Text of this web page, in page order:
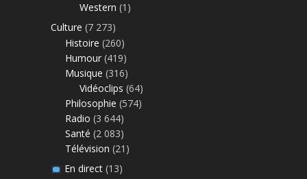
Western (1)
Culture (7 273)
Histoire (260)
Humour (419)
Musique (316)
Vidéoclips (64)
Philosophie (574)
Radio (3 644)
Santé (2 083)
Télévision (21)
En direct(13)